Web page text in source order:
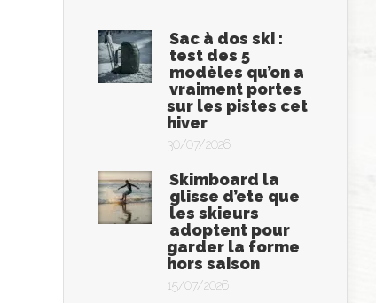
Sac à dos ski :
test des 5
modèles qu’on a
vraiment portes
sur les pistes cet
hiver
30/07/2026
Skimboard la
glisse d’ete que
les skieurs
adoptent pour
garder la forme
hors saison
15/07/2026